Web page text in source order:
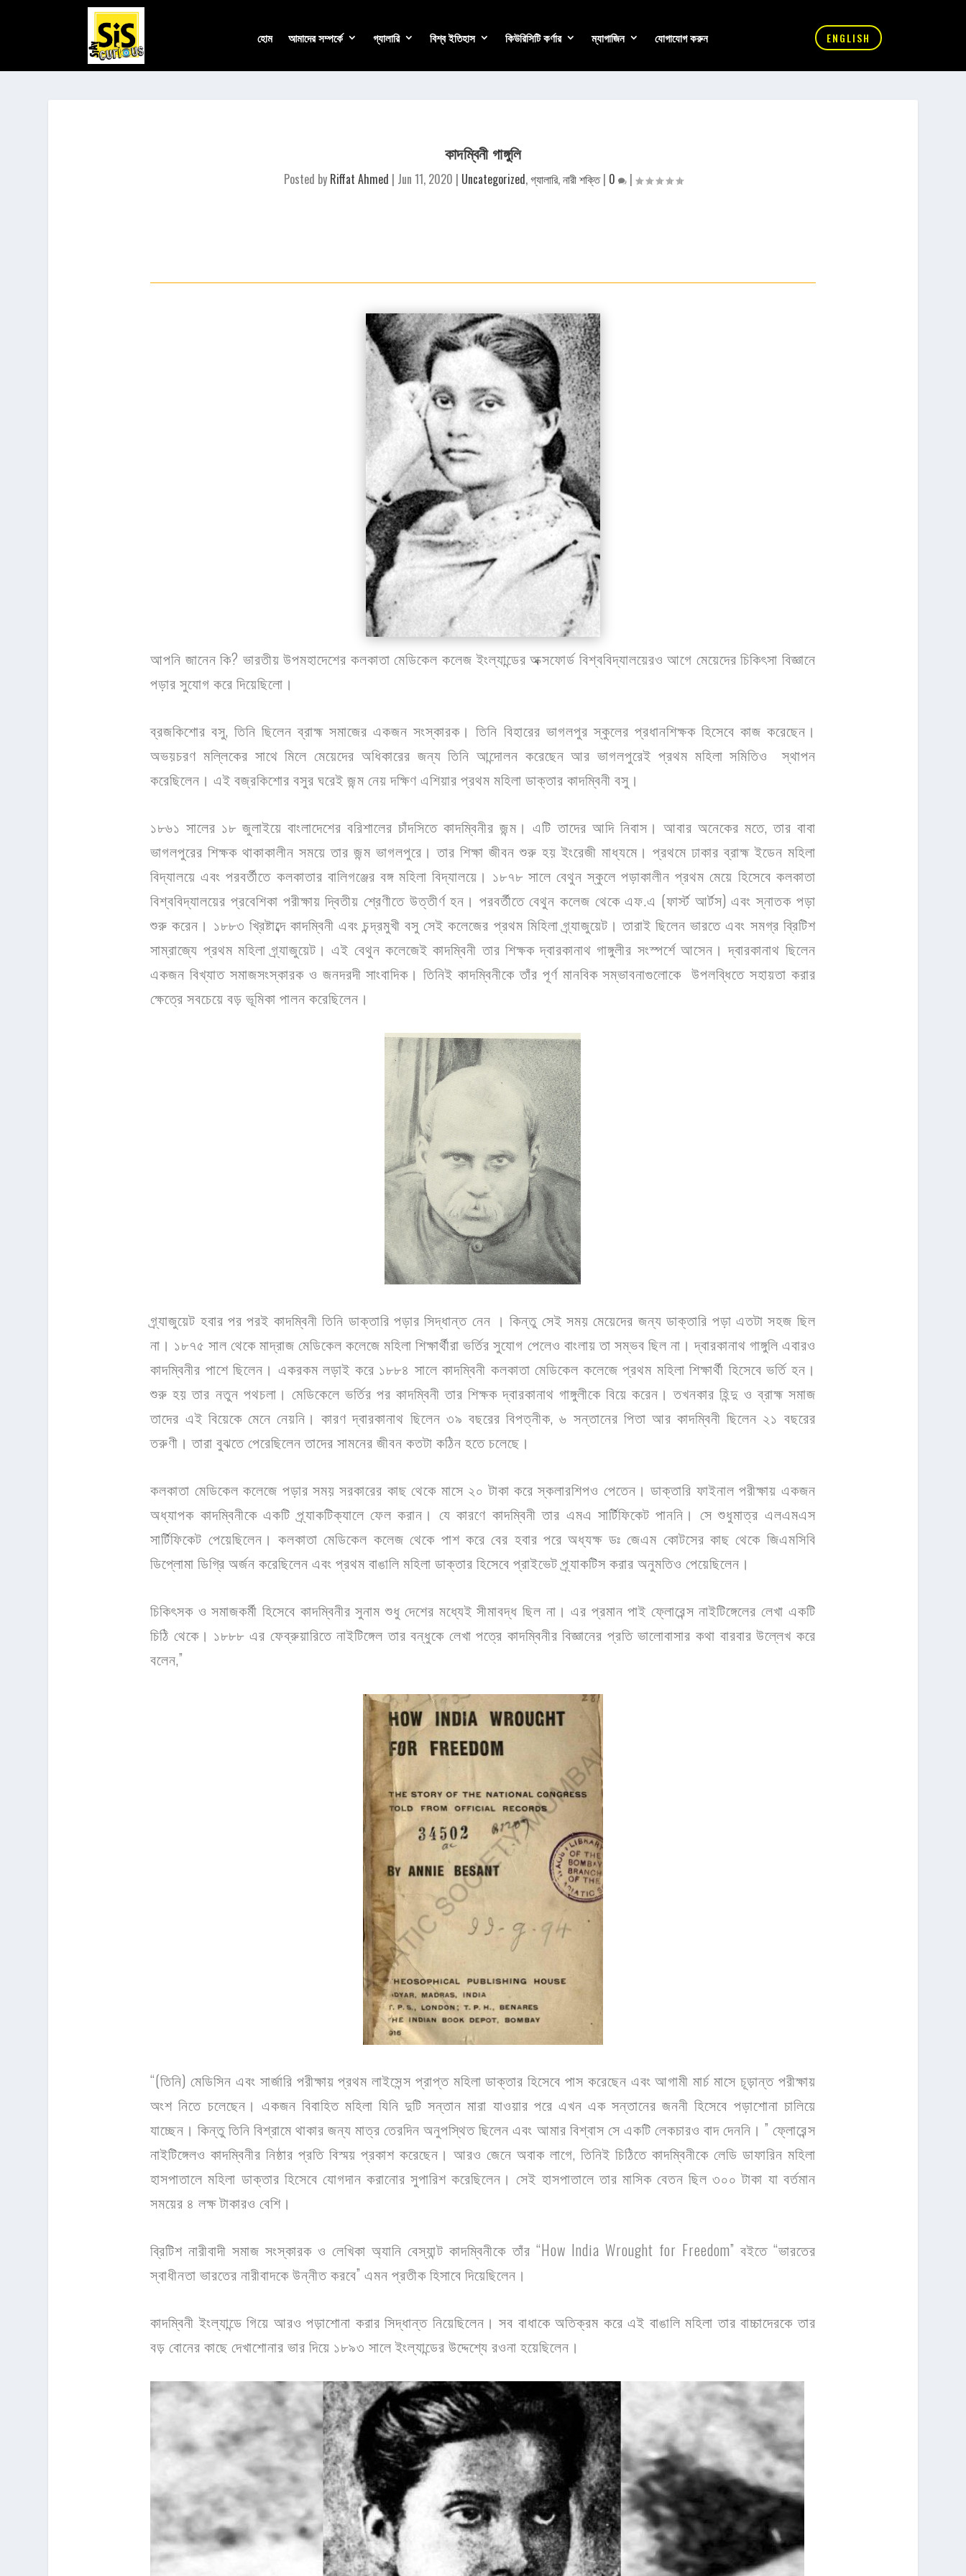
হোম আমাদের সম্পর্কে গ্যালারি বিশ্ব ইতিহাস কিউরিসিটি কর্ণার ম্যাগাজিন যোগাযোগ করুন ENGLISH
কাদম্বিনী গাঙ্গুলি
Posted by Riffat Ahmed | Jun 11, 2020 | Uncategorized,গ্যালারি,নারী শক্তি| 0 |
আপনি জানেন কি? ভারতীয় উপমহাদেশের কলকাতা মেডিকেল কলেজ ইংল্যান্ডের অক্সফোর্ড বিশ্ববিদ্যালয়েরও আগে মেয়েদের চিকিৎসা বিজ্ঞানে
পড়ার সুযোগ করে দিয়েছিলো।
ব্রজকিশোর বসু, তিনি ছিলেন ব্রাহ্ম সমাজের একজন সংস্কারক। তিনি বিহারের ভাগলপুর স্কুলের প্রধানশিক্ষক হিসেবে কাজ করেছেন।
অভয়চরণ মল্লিকের সাথে মিলে মেয়েদের অধিকারের জন্য তিনি আন্দোলন করেছেন আর ভাগলপুরেই প্রথম মহিলা সমিতিও স্থাপন
করেছিলেন। এই বজ্রকিশোর বসুর ঘরেই জন্ম নেয় দক্ষিণ এশিয়ার প্রথম মহিলা ডাক্তার কাদম্বিনী বসু।
১৮৬১ সালের ১৮ জুলাইয়ে বাংলাদেশের বরিশালের চাঁদসিতে কাদম্বিনীর জন্ম। এটি তাদের আদি নিবাস। আবার অনেকের মতে, তার বাবা
ভাগলপুরের শিক্ষক থাকাকালীন সময়ে তার জন্ম ভাগলপুরে। তার শিক্ষা জীবন শুরু হয় ইংরেজী মাধ্যমে। প্রথমে ঢাকার ব্রাহ্ম ইডেন মহিলা
বিদ্যালয়ে এবং পরবর্তীতে কলকাতার বালিগঞ্জের বঙ্গ মহিলা বিদ্যালয়ে। ১৮৭৮ সালে বেথুন স্কুলে পড়াকালীন প্রথম মেয়ে হিসেবে কলকাতা
বিশ্ববিদ্যালয়ের প্রবেশিকা পরীক্ষায় দ্বিতীয় শ্রেণীতে উত্তীর্ণ হন। পরবর্তীতে বেথুন কলেজ থেকে এফ.এ (ফার্স্ট আর্টস) এবং স্নাতক পড়া
শুরু করেন। ১৮৮৩ খ্রিষ্টাব্দে কাদম্বিনী এবং চন্দ্রমুখী বসু সেই কলেজের প্রথম মিহিলা গ্র্যাজুয়েট। তারাই ছিলেন ভারতে এবং সমগ্র ব্রিটিশ
সাম্রাজ্যে প্রথম মহিলা গ্র্যাজুয়েট। এই বেথুন কলেজেই কাদম্বিনী তার শিক্ষক দ্বারকানাথ গাঙ্গুলীর সংস্পর্শে আসেন। দ্বারকানাথ ছিলেন
একজন বিখ্যাত সমাজসংস্কারক ও জনদরদী সাংবাদিক। তিনিই কাদম্বিনীকে তাঁর পূর্ণ মানবিক সম্ভাবনাগুলোকে উপলব্ধিতে সহায়তা করার
ক্ষেত্রে সবচেয়ে বড় ভূমিকা পালন করেছিলেন।
গ্র্যাজুয়েট হবার পর পরই কাদম্বিনী তিনি ডাক্তারি পড়ার সিদ্ধান্ত নেন । কিন্তু সেই সময় মেয়েদের জন্য ডাক্তারি পড়া এতটা সহজ ছিল
না। ১৮৭৫ সাল থেকে মাদ্রাজ মেডিকেল কলেজে মহিলা শিক্ষার্থীরা ভর্তির সুযোগ পেলেও বাংলায় তা সম্ভব ছিল না। দ্বারকানাথ গাঙ্গুলি এবারও
কাদম্বিনীর পাশে ছিলেন। একরকম লড়াই করে ১৮৮৪ সালে কাদম্বিনী কলকাতা মেডিকেল কলেজে প্রথম মহিলা শিক্ষার্থী হিসেবে ভর্তি হন।
শুরু হয় তার নতুন পথচলা। মেডিকেলে ভর্তির পর কাদম্বিনী তার শিক্ষক দ্বারকানাথ গাঙ্গুলীকে বিয়ে করেন। তখনকার হিন্দু ও ব্রাহ্ম সমাজ
তাদের এই বিয়েকে মেনে নেয়নি। কারণ দ্বারকানাথ ছিলেন ৩৯ বছরের বিপত্নীক, ৬ সন্তানের পিতা আর কাদম্বিনী ছিলেন ২১ বছরের
তরুণী। তারা বুঝতে পেরেছিলেন তাদের সামনের জীবন কতটা কঠিন হতে চলেছে।
কলকাতা মেডিকেল কলেজে পড়ার সময় সরকারের কাছ থেকে মাসে ২০ টাকা করে স্কলারশিপও পেতেন। ডাক্তারি ফাইনাল পরীক্ষায় একজন
অধ্যাপক কাদম্বিনীকে একটি প্র্যাকটিক্যালে ফেল করান। যে কারণে কাদম্বিনী তার এমএ সার্টিফিকেট পাননি। সে শুধুমাত্র এলএমএস
সার্টিফিকেট পেয়েছিলেন। কলকাতা মেডিকেল কলেজ থেকে পাশ করে বের হবার পরে অধ্যক্ষ ডঃ জেএম কোটসের কাছ থেকে জিএমসিবি
ডিপ্লোমা ডিগ্রি অর্জন করেছিলেন এবং প্রথম বাঙালি মহিলা ডাক্তার হিসেবে প্রাইভেট প্র্যাকটিস করার অনুমতিও পেয়েছিলেন।
চিকিৎসক ও সমাজকর্মী হিসেবে কাদম্বিনীর সুনাম শুধু দেশের মধ্যেই সীমাবদ্ধ ছিল না। এর প্রমান পাই ফ্লোরেন্স নাইটিঙ্গেলের লেখা একটি
চিঠি থেকে। ১৮৮৮ এর ফেব্রুয়ারিতে নাইটিঙ্গেল তার বন্ধুকে লেখা পত্রে কাদম্বিনীর বিজ্ঞানের প্রতি ভালোবাসার কথা বারবার উল্লেখ করে
বলেন,”
“(তিনি) মেডিসিন এবং সার্জারি পরীক্ষায় প্রথম লাইসেন্স প্রাপ্ত মহিলা ডাক্তার হিসেবে পাস করেছেন এবং আগামী মার্চ মাসে চূড়ান্ত পরীক্ষায়
অংশ নিতে চলেছেন। একজন বিবাহিত মহিলা যিনি দুটি সন্তান মারা যাওয়ার পরে এখন এক সন্তানের জননী হিসেবে পড়াশোনা চালিয়ে
যাচ্ছেন। কিন্তু তিনি বিশ্রামে থাকার জন্য মাত্র তেরদিন অনুপস্থিত ছিলেন এবং আমার বিশ্বাস সে একটি লেকচারও বাদ দেননি। ” ফ্লোরেন্স
নাইটিঙ্গেলও কাদম্বিনীর নিষ্ঠার প্রতি বিস্ময় প্রকাশ করেছেন। আরও জেনে অবাক লাগে, তিনিই চিঠিতে কাদম্বিনীকে লেডি ডাফারিন মহিলা
হাসপাতালে মহিলা ডাক্তার হিসেবে যোগদান করানোর সুপারিশ করেছিলেন। সেই হাসপাতালে তার মাসিক বেতন ছিল ৩০০ টাকা যা বর্তমান
সময়ের ৪ লক্ষ টাকারও বেশি।
ব্রিটিশ নারীবাদী সমাজ সংস্কারক ও লেখিকা অ্যানি বেস্যান্ট কাদম্বিনীকে তাঁর “How India Wrought for Freedom” বইতে “ভারতের
স্বাধীনতা ভারতের নারীবাদকে উন্নীত করবে” এমন প্রতীক হিসাবে দিয়েছিলেন।
কাদম্বিনী ইংল্যান্ডে গিয়ে আরও পড়াশোনা করার সিদ্ধান্ত নিয়েছিলেন। সব বাধাকে অতিক্রম করে এই বাঙালি মহিলা তার বাচ্চাদেরকে তার
বড় বোনের কাছে দেখাশোনার ভার দিয়ে ১৮৯৩ সালে ইংল্যান্ডের উদ্দেশ্যে রওনা হয়েছিলেন।